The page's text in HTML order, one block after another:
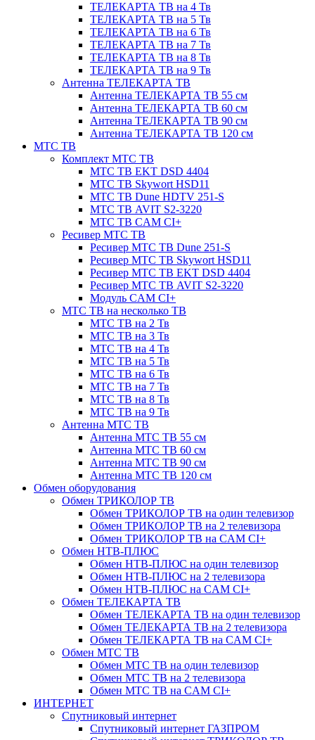
ТЕЛЕКАРТА ТВ на 4 Тв
ТЕЛЕКАРТА ТВ на 5 Тв
ТЕЛЕКАРТА ТВ на 6 Тв
ТЕЛЕКАРТА ТВ на 7 Тв
ТЕЛЕКАРТА ТВ на 8 Тв
ТЕЛЕКАРТА ТВ на 9 Тв
Антенна ТЕЛЕКАРТА ТВ
Антенна ТЕЛЕКАРТА ТВ 55 см
Антенна ТЕЛЕКАРТА ТВ 60 см
Антенна ТЕЛЕКАРТА ТВ 90 см
Антенна ТЕЛЕКАРТА ТВ 120 см
МТС ТВ
Комплект МТС ТВ
МТС ТВ EKT DSD 4404
МТС ТВ Skywort HSD11
МТС ТВ Dune HDTV 251-S
МТС ТВ AVIT S2-3220
МТС ТВ CAM CI+
Ресивер МТС ТВ
Ресивер МТС ТВ Dune 251-S
Ресивер МТС ТВ Skywort HSD11
Ресивер МТС ТВ EKT DSD 4404
Ресивер МТС ТВ AVIT S2-3220
Модуль CAM CI+
МТС ТВ на несколько ТВ
МТС ТВ на 2 Тв
МТС ТВ на 3 Тв
МТС ТВ на 4 Тв
МТС ТВ на 5 Тв
МТС ТВ на 6 Тв
МТС ТВ на 7 Тв
МТС ТВ на 8 Тв
МТС ТВ на 9 Тв
Антенна МТС ТВ
Антенна МТС ТВ 55 см
Антенна МТС ТВ 60 см
Антенна МТС ТВ 90 см
Антенна МТС ТВ 120 см
Обмен оборудования
Обмен ТРИКОЛОР ТВ
Обмен ТРИКОЛОР ТВ на один телевизор
Обмен ТРИКОЛОР ТВ на 2 телевизора
Обмен ТРИКОЛОР ТВ на CAM CI+
Обмен НТВ-ПЛЮС
Обмен НТВ-ПЛЮС на один телевизор
Обмен НТВ-ПЛЮС на 2 телевизора
Обмен НТВ-ПЛЮС на CAM CI+
Обмен ТЕЛЕКАРТА ТВ
Обмен ТЕЛЕКАРТА ТВ на один телевизор
Обмен ТЕЛЕКАРТА ТВ на 2 телевизора
Обмен ТЕЛЕКАРТА ТВ на CAM CI+
Обмен МТС ТВ
Обмен МТС ТВ на один телевизор
Обмен МТС ТВ на 2 телевизора
Обмен МТС ТВ на CAM CI+
ИНТЕРНЕТ
Спутниковый интернет
Спутниковый интернет ГАЗПРОМ